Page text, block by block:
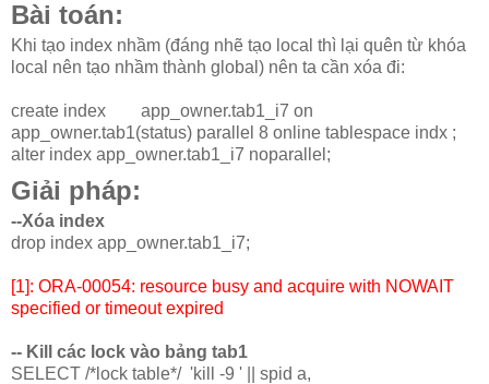
Bài toán:
Khi tạo index nhầm (đáng nhẽ tạo local thì lại quên từ khóa
local nên tạo nhầm thành global) nên ta cần xóa đi:
create index app_owner.tab1_i7 on
app_owner.tab1(status) parallel 8 online tablespace indx ;
alter index app_owner.tab1_i7 noparallel;
Giải pháp:
--Xóa index
drop index app_owner.tab1_i7;
[1]: ORA-00054: resource busy and acquire with NOWAIT
specified or timeout expired
-- Kill các lock vào bảng tab1
SELECT /*lock table*/ 'kill -9 ' || spid a,